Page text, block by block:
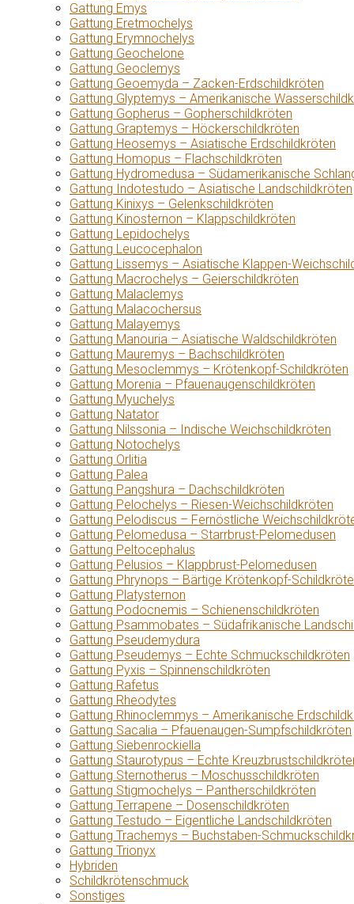
Gattung Emys
Gattung Eretmochelys
Gattung Erymnochelys
Gattung Geochelone
Gattung Geoclemys
Gattung Geoemyda – Zacken-Erdschildkröten
Gattung Glyptemys – Amerikanische
Gattung Gopherus – Gopherschildkröten
Gattung Graptemys – Höckerschildkröten
Gattung Heosemys – Asiatische Erdschildkröten
Gattung Homopus – Flachschildkröten
Gattung Hydromedusa – Südamerikanische
Gattung Indotestudo – Asiatische Landschildkröten
Gattung Kinixys – Gelenkschildkröten
Gattung Kinosternon – Klappschildkröten
Gattung Lepidochelys
Gattung Leucocephalon
Gattung Lissemys – Asiatische Klappen-
Gattung Macrochelys – Geierschildkröten
Gattung Malaclemys
Gattung Malacochersus
Gattung Malayemys
Gattung Manouria – Asiatische Waldschildkröten
Gattung Mauremys – Bachschildkröten
Gattung Mesoclemmys – Krötenkopf-Schildkröten
Gattung Morenia – Pfauenaugenschildkröten
Gattung Myuchelys
Gattung Natator
Gattung Nilssonia – Indische Weichschildkröten
Gattung Notochelys
Gattung Orlitia
Gattung Palea
Gattung Pangshura – Dachschildkröten
Gattung Pelochelys – Riesen-Weichschildkröten
Gattung Pelodiscus – Fernöstliche
Gattung Pelomedusa – Starrbrust-Pelomedusen
Gattung Peltocephalus
Gattung Pelusios – Klappbrust-Pelomedusen
Gattung Phrynops – Bärtige Krötenkopf-
Gattung Platysternon
Gattung Podocnemis – Schienenschildkröten
Gattung Psammobates – Südafrikanische
Gattung Pseudemydura
Gattung Pseudemys – Echte Schmuckschildkröten
Gattung Pyxis – Spinnenschildkröten
Gattung Rafetus
Gattung Rheodytes
Gattung Rhinoclemmys – Amerikanische
Gattung Sacalia – Pfauenaugen-Sumpfschildkröten
Gattung Siebenrockiella
Gattung Staurotypus – Echte
Gattung Sternotherus – Moschusschildkröten
Gattung Stigmochelys – Pantherschildkröten
Gattung Terrapene – Dosenschildkröten
Gattung Testudo – Eigentliche Landschildkröten
Gattung Trachemys – Buchstaben-
Gattung Trionyx
Hybriden
Schildkrötenschmuck
Sonstiges